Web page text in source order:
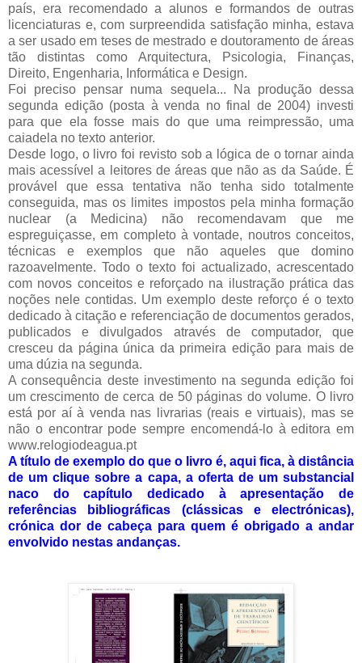
país, era recomendado a alunos e formandos de outras
licenciaturas e, com surpreendida satisfação minha, estava
a ser usado em teses de mestrado e doutoramento de áreas
tão distintas como Arquitectura, Psicologia, Finanças,
Direito, Engenharia, Informática e Design.
Foi preciso pensar numa sequela... Na produção dessa
segunda edição (posta à venda no final de 2004) investi
para que ela fosse mais do que uma reimpressão, uma
caiadela no texto anterior.
Desde logo, o livro foi revisto sob a lógica de o tornar ainda
mais acessível a leitores de áreas que não as da Saúde. É
provável que essa tentativa não tenha sido totalmente
conseguida, mas os limites impostos pela minha formação
nuclear (a Medicina) não recomendavam que me
espreguiçasse, em completo à vontade, noutros conceitos,
técnicas e exemplos que não aqueles que domino
razoavelmente. Todo o texto foi actualizado, acrescentado
com novos conceitos e reforçado na ilustração prática das
noções nele contidas. Um exemplo deste reforço é o texto
dedicado à citação e referenciação de documentos gerados,
publicados e divulgados através de computador, que
cresceu da página única da primeira edição para mais de
uma dúzia na segunda.
A consequência deste investimento na segunda edição foi
um crescimento de cerca de 50 páginas do volume. O livro
está por aí à venda nas livrarias (reais e virtuais), mas se
não o encontrar pode sempre encomendá-lo à editora em
www.relogiodeagua.pt
A título de exemplo do que o livro é, aqui fica, à distância
de um clique sobre a capa, a oferta de um substancial
naco do capítulo dedicado à apresentação de
referências bibliográficas (clássicas e electrónicas),
crónica dor de cabeça para quem é obrigado a andar
envolvido nestas andanças.